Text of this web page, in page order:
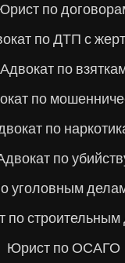
по
по ДТП с
Адвокат по
по
по
по
уголовным
по строительным
Юрист по ОСАГО